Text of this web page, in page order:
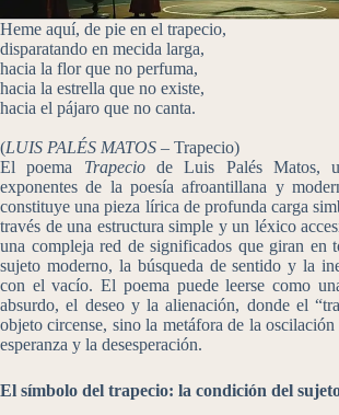
Heme aquí, de pie en el trapecio,
disparatando en mecida larga,
hacia la flor que no perfuma,
hacia la estrella que no existe,
hacia el pájaro que no canta.
(LUIS PALÉS MATOS – Trapecio)
El poema Trapeciode Luis Palés Matos,
exponentes de la poesía afroantillana y
constituye una pieza lírica de profunda carga
través de una estructura simple y un léxico
una compleja red de significados que giran en
sujeto moderno, la búsqueda de sentido y la
con el vacío. El poema puede leerse como
absurdo, el deseo y la alienación, donde el
objeto circense, sino la metáfora de la
esperanza y la desesperación.
El símbolo del trapecio: la condición del